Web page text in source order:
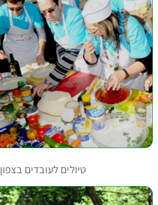
טיולים לעובדים בצפון